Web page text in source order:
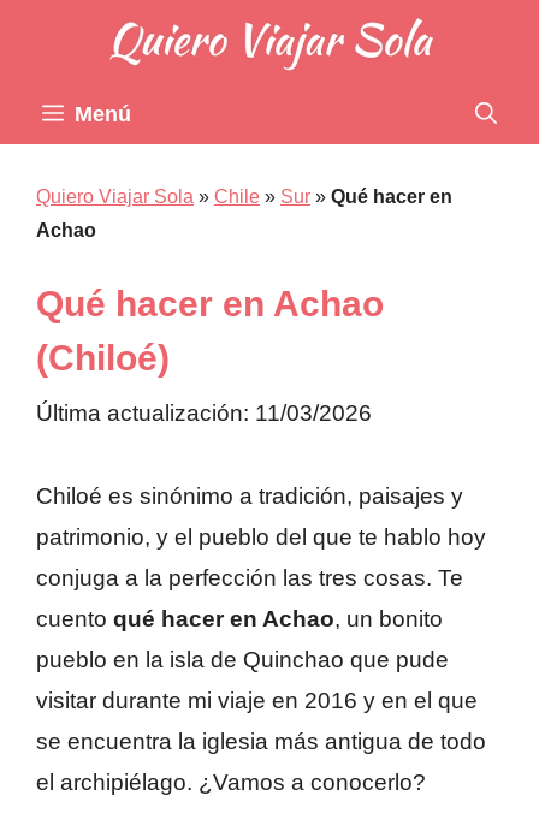
contenido
Menú
Quiero Viajar Sola » Chile » Sur » Qué hacer en
Achao
Qué hacer en Achao
(Chiloé)
Última actualización: 11/03/2026
Chiloé es sinónimo a tradición, paisajes y
patrimonio, y el pueblo del que te hablo hoy
conjuga a la perfección las tres cosas. Te
cuento qué hacer en Achao, un bonito
pueblo en la isla de Quinchao que pude
visitar durante mi viaje en 2016 y en el que
se encuentra la iglesia más antigua de todo
el archipiélago. ¿Vamos a conocerlo?